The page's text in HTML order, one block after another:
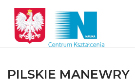
PILSKIE MANEWRY